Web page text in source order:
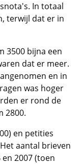
In totaal
terwijl dat er in
3500 bijna een
dat er meer.
en in
was hoger
er rond de
2800.
en petities
aantal brieven
2007 (toen